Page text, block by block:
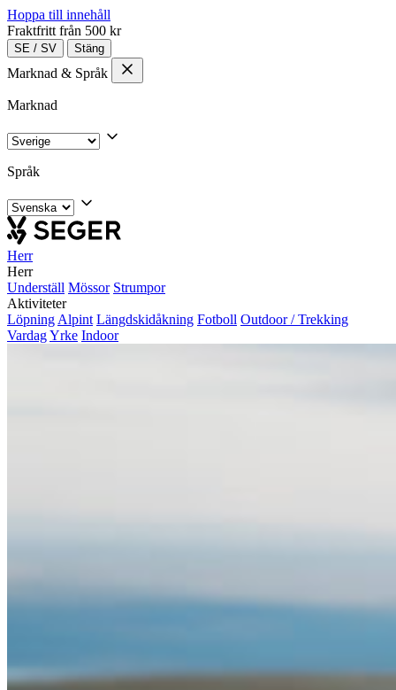
Hoppa till innehåll
Fraktfritt från 500 kr
SE / SV Stäng
Marknad & Språk
Marknad
Språk
Herr
Herr
Underställ Mössor Strumpor
Aktiviteter
Löpning Alpint Längdskidåkning Fotboll Outdoor / Trekking
VardagYrke Indoor